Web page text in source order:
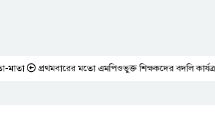
প্রথমবারের মতো এমপিওভুক্ত শিক্ষকদের বদলি কার্যক্রম চালু